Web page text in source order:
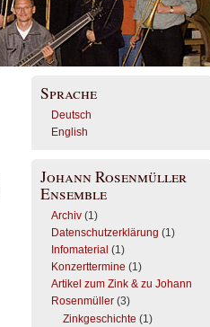
Sprache
Deutsch
English
Johann Rosenmüller
Ensemble
Archiv (1)
Datenschutzerklärung (1)
Infomaterial (1)
Konzerttermine (1)
Artikel zum Zink & zu Johann
Rosenmüller (3)
Zinkgeschichte (1)